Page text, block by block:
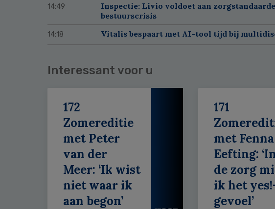
14:49
Inspectie: Livio voldoet aan
bestuurscrisis
14:18 Vitalis bespaart met AI-tool tijd bij
Interessant voor u
172
Zomereditie
met Peter
van der
Meer: ‘Ik wist
niet waar ik
aan begon’
171
met Fenna
Eefting:
de zorg
ik het
gevoel’